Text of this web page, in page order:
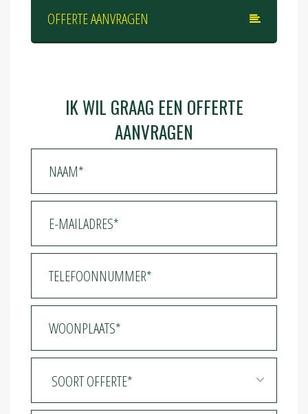
OFFERTE AANVRAGEN
IK WIL GRAAG EEN OFFERTE
AANVRAGEN